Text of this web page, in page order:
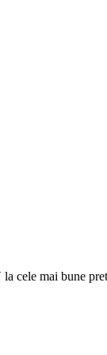
la cele mai bune